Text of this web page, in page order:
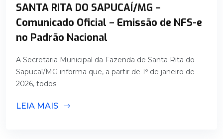
SANTA RITA DO SAPUCAÍ/MG –
Comunicado Oficial – Emissão de NFS-e
no Padrão Nacional
A Secretaria Municipal da Fazenda de Santa Rita do
Sapucaí/MG informa que, a partir de 1º de janeiro de
2026, todos
LEIA MAIS